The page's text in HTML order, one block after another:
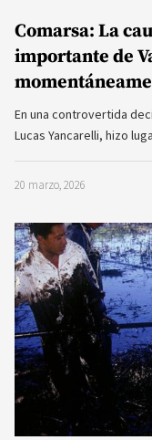
Comarsa: La
importante de
En una controvertida
Lucas Yancarelli, hizo
20 marzo, 2026